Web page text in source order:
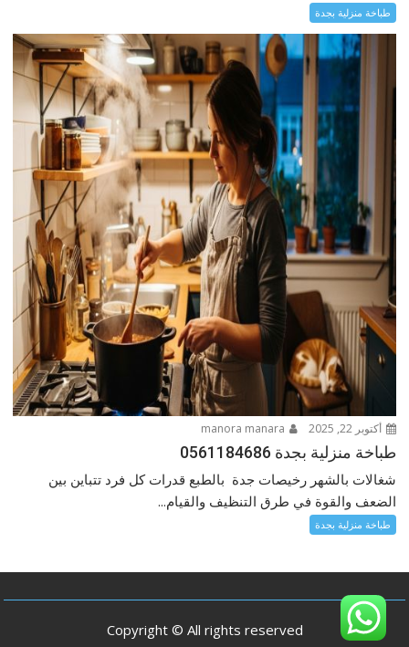
طباخة منزلية بجدة
أكتوبر 22, 2025
طباخة منزلية بجدة 0561184686
شغالات بالشهر رخيصات جدة بالطبع قدرات كل فرد تتباين بين
الضعف والقوة في طرق التنظيف والقيام...
طباخة منزلية بجدة
Copyright © All rights reserved